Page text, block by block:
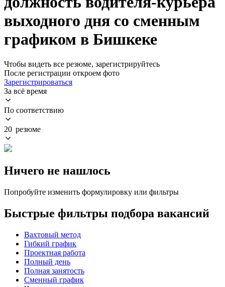
выходного дня со сменным
графиком в Бишкеке
Чтобы видеть все резюме, зарегистрируйтесь
После регистрации откроем фото
Зарегистрироваться
За всё время
По соответствию
20 резюме
Ничего не нашлось
Попробуйте изменить формулировку или фильтры
Быстрые фильтры подбора вакансий
Вахтовый метод
Гибкий график
Проектная работа
Полный день
Полная занятость
Сменный график